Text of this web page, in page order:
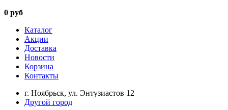
0 руб
Каталог
Акции
Доставка
Новости
Корзина
Контакты
г. Ноябрьск, ул. Энтузиастов 12
Другой город